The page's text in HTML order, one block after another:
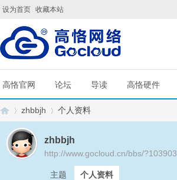
设为首页 收藏本站
高恪官网 论坛 导读 高恪硬件
zhbbjh 个人资料
zhbbjh
http://www.gocloud.cn/bbs/?103903
主题 个人资料